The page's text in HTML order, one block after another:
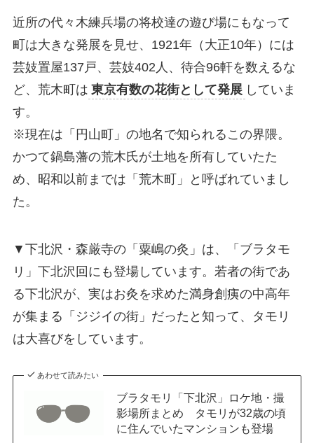
近所の代々木練兵場の将校達の遊び場にもなって
町は大きな発展を見せ、1921年（大正10年）には
芸妓置屋137戸、芸妓402人、待合96軒を数えるな
ど、荒木町は 東京有数の花街として発展 していま
す。
※現在は「円山町」の地名で知られるこの界隈。
かつて鍋島藩の荒木氏が土地を所有していたた
め、昭和以前までは「荒木町」と呼ばれていまし
た。
▼下北沢・森厳寺の「粟嶋の灸」は、「ブラタモ
リ」下北沢回にも登場しています。若者の街であ
る下北沢が、実はお灸を求めた満身創痍の中高年
が集まる「ジジイの街」だったと知って、タモリ
は大喜びをしています。
あわせて読みたい
ブラタモリ「下北沢」ロケ地・撮
影場所まとめ タモリが32歳の頃
に住んでいたマンションも登場